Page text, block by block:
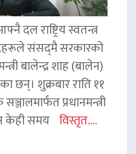
दल राष्ट्रिय स्वतन्त्र
संसद्‌मै सरकारको
बालेन्द्र शाह (बालेन)
छन्। शुक्रबार राति ११
प्रधानमन्त्री
केही समय विस्तृत....